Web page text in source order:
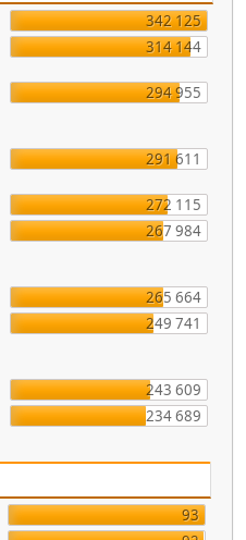
342 125
314 144
294 955
291 611
272 115
267 984
265 664
249 741
243 609
234 689
93